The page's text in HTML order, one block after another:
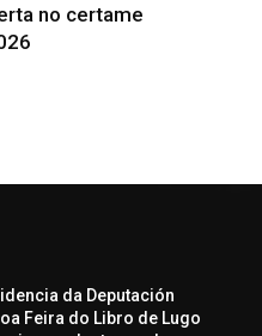
no certame
da Deputación
Feira do Libro de Lugo